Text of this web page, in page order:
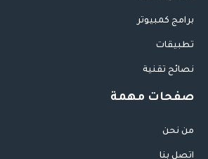
برامج كمبيوتر
تطبيقات
نصائح تقنية
صفحات مهمة
من نحن
اتصل بنا